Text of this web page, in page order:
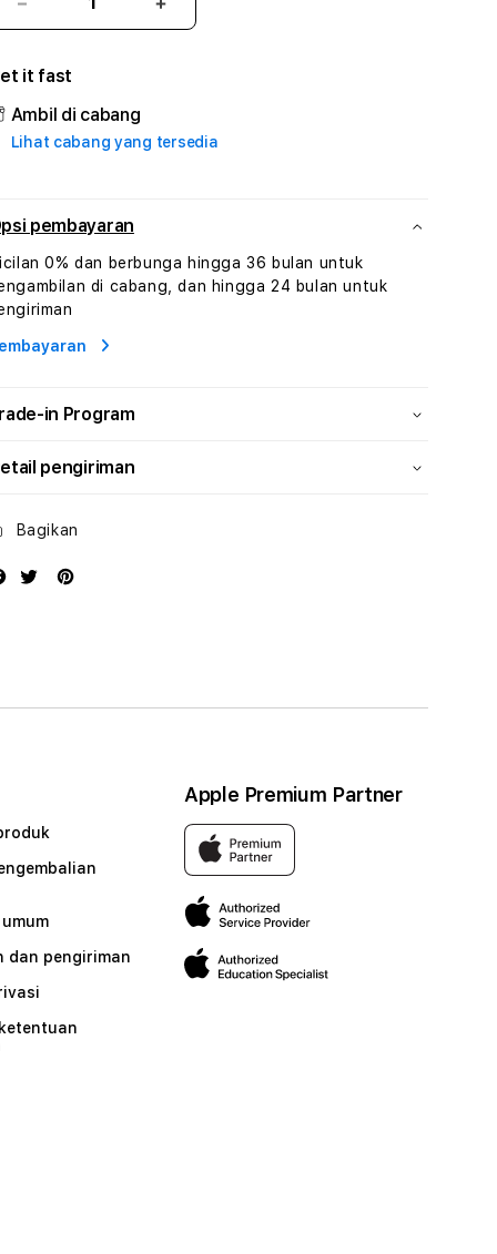
Kurangi
jumlah
SLOT88JP
#3
TradiTours
Jasa
Paket
Wisata
Tunisia
Profesional
Tambah
jumlah
TradiTours
Jasa
Wisata
Tunisia
it fast
Ambil di cabang
Lihat cabang yang tersedia
pembayaran
0% dan berbunga hingga 36 bulan untuk
di cabang, dan hingga 24 bulan untuk
in Program
pengiriman
Bagikan
dan pengiriman
Apple Premium Partner